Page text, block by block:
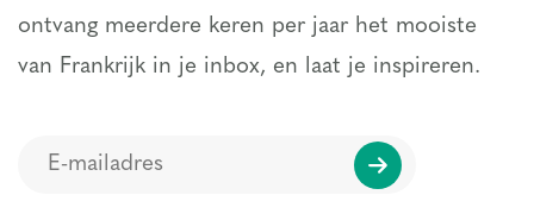
ontvang meerdere keren per jaar het mooiste
van Frankrijk in je inbox, en laat je inspireren.